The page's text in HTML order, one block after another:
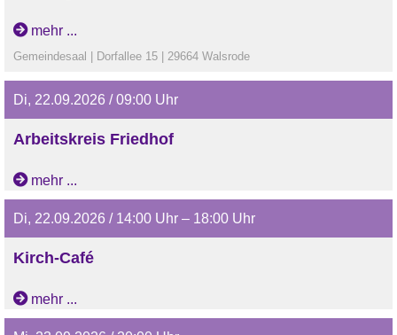
mit dem KiGo-Team
mehr ...
Gemeindesaal | Dorfallee 15 | 29664 Walsrode
Di, 22.09.2026 / 09:00 Uhr
Arbeitskreis Friedhof
mehr ...
Di, 22.09.2026 / 14:00 Uhr – 18:00 Uhr
Kirch-Café
mehr ...